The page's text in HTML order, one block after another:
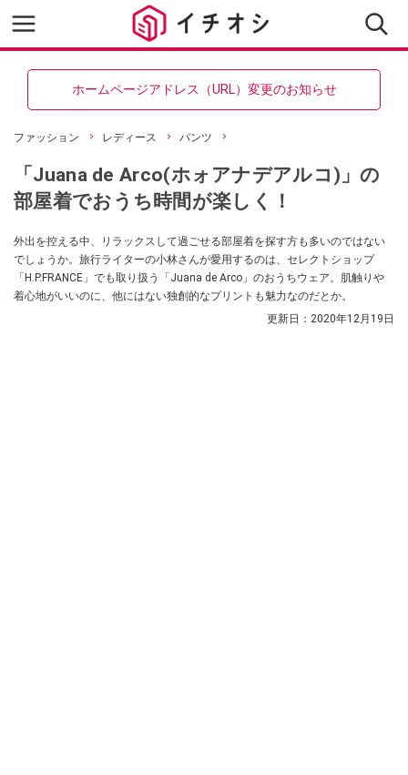
ホームページアドレス（URL）変更のお知らせ
ファッション レディース パンツ
「Juana de Arco(ホォアナデアルコ)」の
部屋着でおうち時間が楽しく！
外出を控える中、リラックスして過ごせる部屋着を探す方も多いのではない
でしょうか。旅行ライターの小林さんが愛用するのは、セレクトショップ
「H.P.FRANCE」でも取り扱う「Juana de Arco」のおうちウェア。肌触りや
着心地がいいのに、他にはない独創的なプリントも魅力なのだとか。
更新日： 2020年12月19日